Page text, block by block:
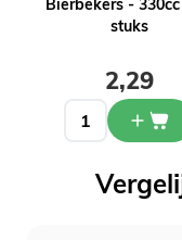
Bierbekers -
stuks
2,29